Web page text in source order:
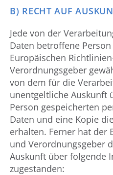
B) RECHT AUF
Jede von der
Daten betroffene
Europäischen
Verordnungsgeber
von dem für die
unentgeltliche Auskunft
Person gespeicherten
Daten und eine Kopie
erhalten. Ferner hat der
und Verordnungsgeber
Auskunft über folgende
zugestanden: